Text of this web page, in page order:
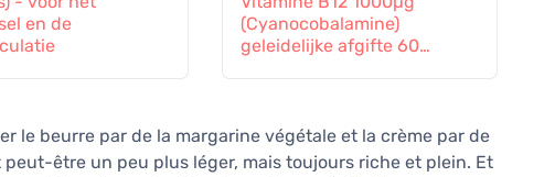
en de
(Cyanocobalamine)
geleidelijke afgifte 60
le beurre par de la margarine végétale et la crème par de
être un peu plus léger, mais toujours riche et plein. Et